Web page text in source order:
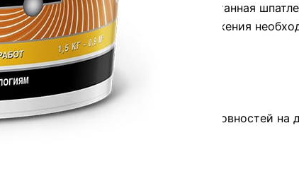
заполняющей способностью. Обработанная
уровнем качества. Для достижения
(сколы и т.п.), повреждений и неровностей на